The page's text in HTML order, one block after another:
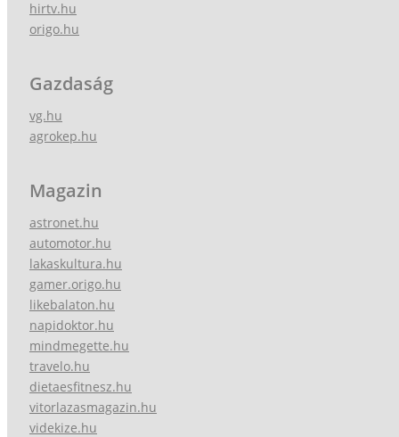
hirtv.hu
origo.hu
Gazdaság
vg.hu
agrokep.hu
Magazin
astronet.hu
automotor.hu
lakaskultura.hu
gamer.origo.hu
likebalaton.hu
napidoktor.hu
mindmegette.hu
travelo.hu
dietaesfitnesz.hu
vitorlazasmagazin.hu
videkize.hu